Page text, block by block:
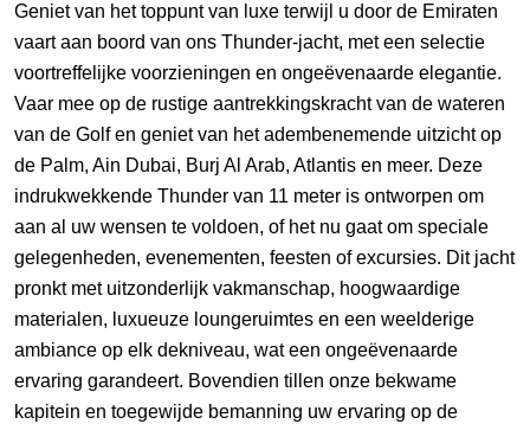
Geniet van het toppunt van luxe terwijl u door de Emiraten
vaart aan boord van ons Thunder-jacht, met een selectie
voortreffelijke voorzieningen en ongeëvenaarde elegantie.
Vaar mee op de rustige aantrekkingskracht van de wateren
van de Golf en geniet van het adembenemende uitzicht op
de Palm, Ain Dubai, Burj Al Arab, Atlantis en meer. Deze
indrukwekkende Thunder van 11 meter is ontworpen om
aan al uw wensen te voldoen, of het nu gaat om speciale
gelegenheden, evenementen, feesten of excursies. Dit jacht
pronkt met uitzonderlijk vakmanschap, hoogwaardige
materialen, luxueuze loungeruimtes en een weelderige
ambiance op elk dekniveau, wat een ongeëvenaarde
ervaring garandeert. Bovendien tillen onze bekwame
kapitein en toegewijde bemanning uw ervaring op de